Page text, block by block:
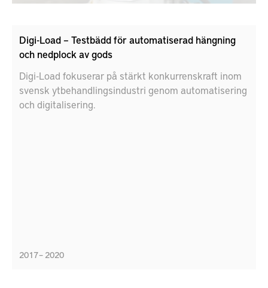
Digi-Load – Testbädd för automatiserad hängning
och nedplock av gods
Digi-Load fokuserar på stärkt konkurrenskraft inom
svensk ytbehandlingsindustri genom automatisering
och digitalisering.
2017 – 2020